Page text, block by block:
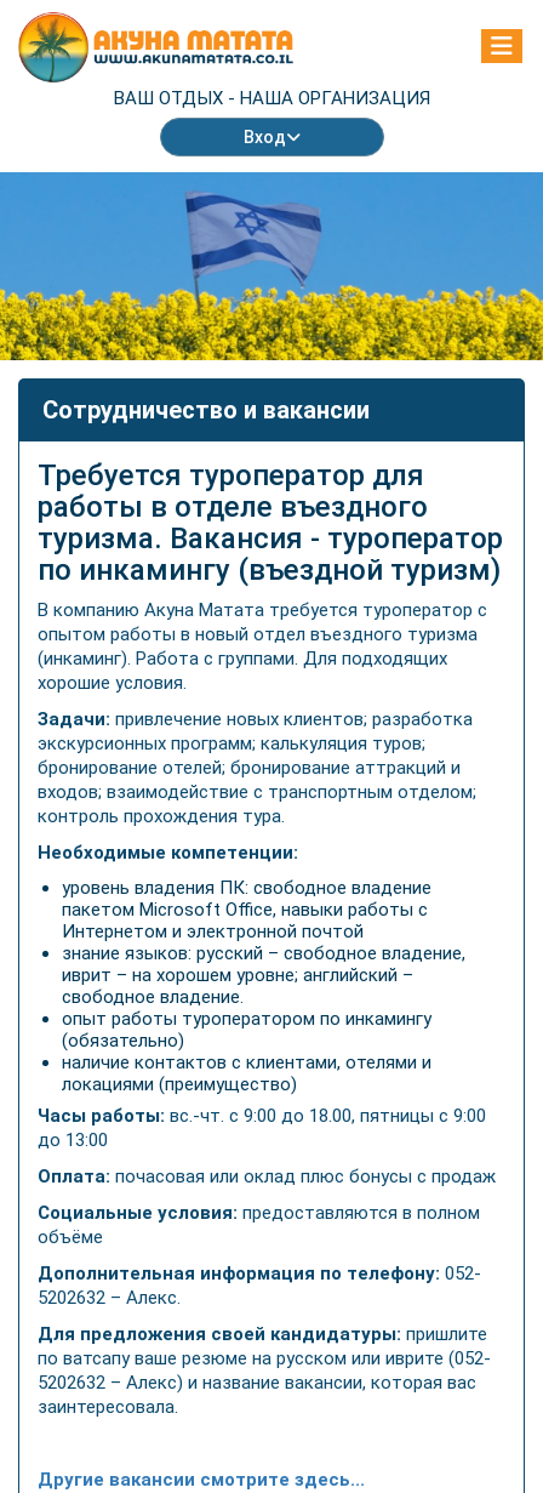
ВАШ ОТДЫХ - НАША ОРГАНИЗАЦИЯ
Вход
Сотрудничество и вакансии
Требуется туроператор для
работы в отделе въездного
туризма. Вакансия - туроператор
по инкамингу (въездной туризм)
В компанию Акуна Матата требуется туроператор с
опытом работы в новый отдел въездного туризма
(инкаминг). Работа с группами. Для подходящих
хорошие условия.
Задачи: привлечение новых клиентов; разработка
экскурсионных программ; калькуляция туров;
бронирование отелей; бронирование аттракций и
входов; взаимодействие с транспортным отделом;
контроль прохождения тура.
Необходимые компетенции:
уровень владения ПК: свободное владение
пакетом Microsoft Office, навыки работы с
Интернетом и электронной почтой
знание языков: русский – свободное владение,
иврит – на хорошем уровне; английский –
свободное владение.
опыт работы туроператором по инкамингу
(обязательно)
наличие контактов с клиентами, отелями и
локациями (преимущество)
Часы работы: вс.-чт. с 9:00 до 18.00, пятницы с 9:00
до 13:00
Оплата: почасовая или оклад плюс бонусы с продаж
Социальные условия: предоставляются в полном
объёме
Дополнительная информация по телефону: 052-
5202632 – Алекс.
Для предложения своей кандидатуры: пришлите
по ватсапу ваше резюме на русском или иврите (052-
5202632 – Алекс) и название вакансии, которая вас
заинтересовала.
Другие вакансии смотрите здесь...